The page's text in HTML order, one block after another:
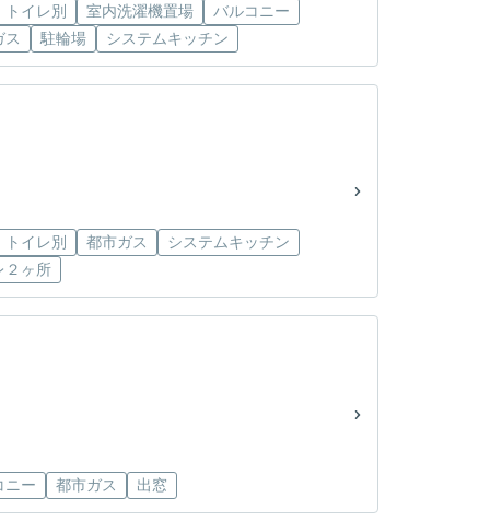
トイレ別 室内洗濯機置場
バルコニー
ス
駐輪場 システムキッチン
トイレ別 都市ガス
システムキッチン
２ヶ所
ニー 都市ガス 出窓